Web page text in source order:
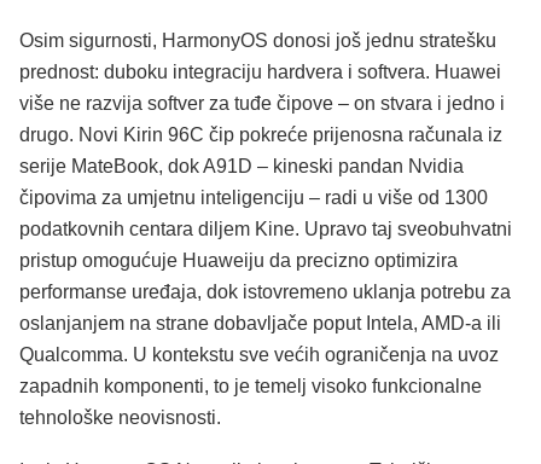
Osim sigurnosti, HarmonyOS donosi još jednu stratešku
prednost: duboku integraciju hardvera i softvera. Huawei
više ne razvija softver za tuđe čipove – on stvara i jedno i
drugo. Novi Kirin 96C čip pokreće prijenosna računala iz
serije MateBook, dok A91D – kineski pandan Nvidia
čipovima za umjetnu inteligenciju – radi u više od 1300
podatkovnih centara diljem Kine. Upravo taj sveobuhvatni
pristup omogućuje Huaweiju da precizno optimizira
performanse uređaja, dok istovremeno uklanja potrebu za
oslanjanjem na strane dobavljače poput Intela, AMD-a ili
Qualcomma. U kontekstu sve većih ograničenja na uvoz
zapadnih komponenti, to je temelj visoko funkcionalne
tehnološke neovisnosti.